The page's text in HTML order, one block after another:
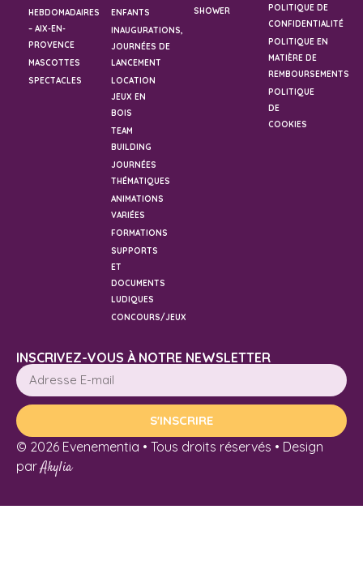
HEBDOMADAIRES
– AIX-EN-
PROVENCE
MASCOTTES
SPECTACLES
ENFANTS
INAUGURATIONS,
JOURNÉES DE
LANCEMENT
LOCATION
JEUX EN
BOIS
TEAM
BUILDING
JOURNÉES
THÉMATIQUES
ANIMATIONS
VARIÉES
FORMATIONS
SUPPORTS
ET
DOCUMENTS
LUDIQUES
CONCOURS/JEUX
SHOWER
POLITIQUE DE
CONFIDENTIALITÉ
POLITIQUE EN
MATIÈRE DE
REMBOURSEMENTS
POLITIQUE
DE
COOKIES
INSCRIVEZ-VOUS À NOTRE NEWSLETTER
S'INSCRIRE
© 2026 Evenementia • Tous droits réservés • Design
parAkylia